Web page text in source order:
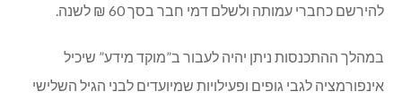
להירשם כחברי עמותה ולשלם דמי חבר בסך 60 ₪ לשנה.
במהלך ההתכנסות ניתן יהיה לעבור ב”מוקד מידע” שיכיל
אינפורמציה לגבי גופים ופעילויות שמיועדים לבני הגיל השלישי